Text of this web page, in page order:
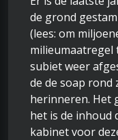
de grond
(lees: om
milieumaatregel
subiet weer
de de soap
herinneren. Het
het is de inhoud
kabinet voor